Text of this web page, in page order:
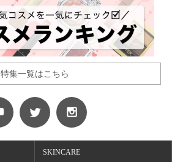
特集一覧はこちら
SKINCARE